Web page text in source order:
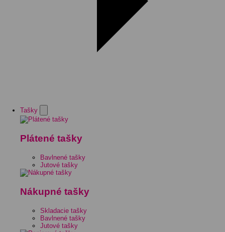
Tašky
Plátené tašky
Bavlnené tašky
Jutové tašky
Nákupné tašky
Skladacie tašky
Bavlnené tašky
Jutové tašky